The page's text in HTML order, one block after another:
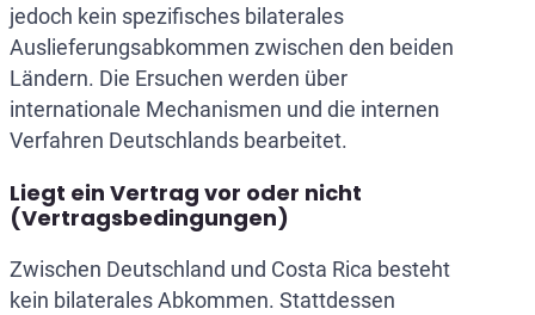
jedoch kein spezifisches bilaterales
Auslieferungsabkommen zwischen den beiden
Ländern. Die Ersuchen werden über
internationale Mechanismen und die internen
Verfahren Deutschlands bearbeitet.
Liegt ein Vertrag vor oder nicht
(Vertragsbedingungen)
Zwischen Deutschland und Costa Rica besteht
kein bilaterales Abkommen. Stattdessen